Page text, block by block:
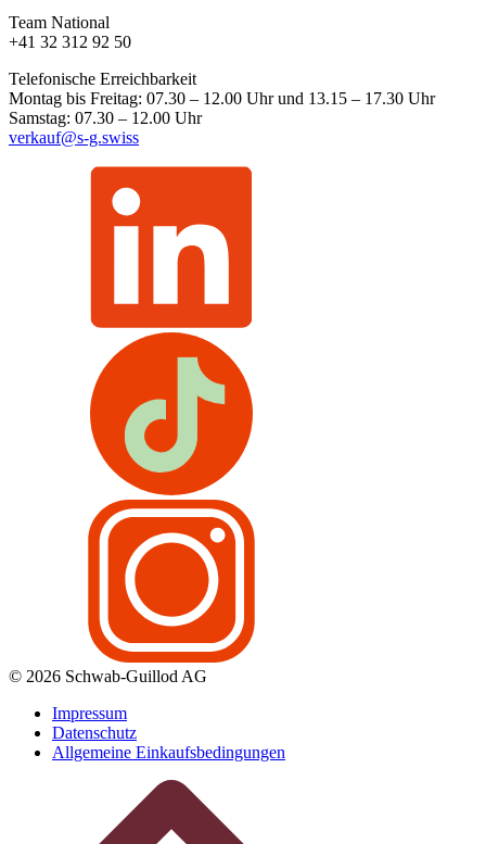
Team National
+41 32 312 92 50
Telefonische Erreichbarkeit
Montag bis Freitag: 07.30 – 12.00 Uhr und 13.15 – 17.30 Uhr
Samstag: 07.30 – 12.00 Uhr
verkauf@s-g.swiss
© 2026 Schwab-Guillod AG
Impressum
Datenschutz
Allgemeine Einkaufsbedingungen